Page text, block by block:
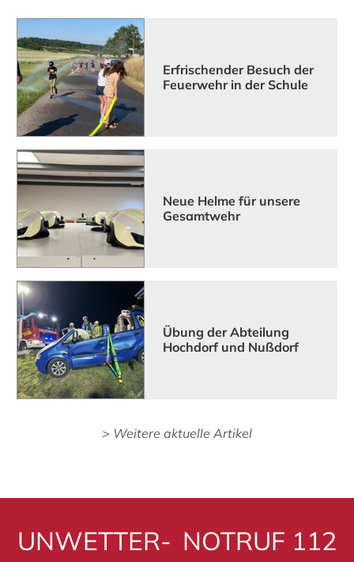
Erfrischender Besuch der
Feuerwehr in der Schule
Neue Helme für unsere
Gesamtwehr
Übung der Abteilung
Hochdorf und Nußdorf
> Weitere aktuelle Artikel
UN­WET­TER­ NOTRUF 112